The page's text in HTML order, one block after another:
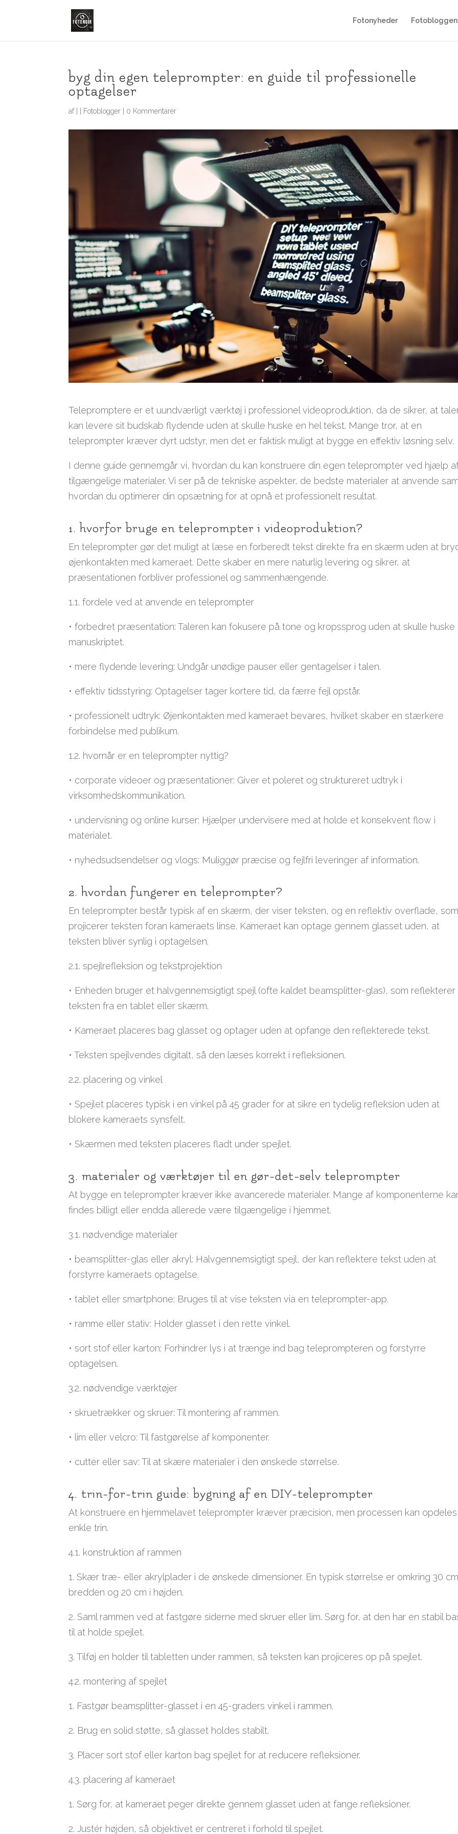
Fotonyheder Fotobloggen
byg din egen teleprompter: en guide til professionelle
optagelser
af Fotoblogger 0 Kommentarer
Telepromptere er et uundværligt værktøj i professionel videoproduktion, da de sikrer, at
kan levere sit budskab flydende uden at skulle huske en hel tekst. Mange tror, at en
teleprompter kræver dyrt udstyr, men det er faktisk muligt at bygge en effektiv løsning selv.
I denne guide gennemgår vi, hvordan du kan konstruere din egen teleprompter ved hjælp
tilgængelige materialer. Vi ser på de tekniske aspekter, de bedste materialer at anvende
hvordan du optimerer din opsætning for at opnå et professionelt resultat.
1. hvorfor bruge en teleprompter i videoproduktion?
En teleprompter gør det muligt at læse en forberedt tekst direkte fra en skærm uden at
øjenkontakten med kameraet. Dette skaber en mere naturlig levering og sikrer, at
præsentationen forbliver professionel og sammenhængende.
1.1. fordele ved at anvende en teleprompter
• forbedret præsentation: Taleren kan fokusere på tone og kropssprog uden at skulle huske
manuskriptet.
• mere flydende levering: Undgår unødige pauser eller gentagelser i talen.
• effektiv tidsstyring: Optagelser tager kortere tid, da færre fejl opstår.
• professionelt udtryk: Øjenkontakten med kameraet bevares, hvilket skaber en stærkere
forbindelse med publikum.
1.2. hvornår er en teleprompter nyttig?
• corporate videoer og præsentationer: Giver et poleret og struktureret udtryk i
virksomhedskommunikation.
• undervisning og online kurser: Hjælper undervisere med at holde et konsekvent flow i
materialet.
• nyhedsudsendelser og vlogs: Muliggør præcise og fejlfri leveringer af information.
2. hvordan fungerer en teleprompter?
En teleprompter består typisk af en skærm, der viser teksten, og en reflektiv overflade,
projicerer teksten foran kameraets linse. Kameraet kan optage gennem glasset uden, at
teksten bliver synlig i optagelsen.
2.1. spejlrefleksion og tekstprojektion
• Enheden bruger et halvgennemsigtigt spejl (ofte kaldet beamsplitter-glas), som reflekterer
teksten fra en tablet eller skærm.
• Kameraet placeres bag glasset og optager uden at opfange den reflekterede tekst.
• Teksten spejlvendes digitalt, så den læses korrekt i refleksionen.
2.2. placering og vinkel
• Spejlet placeres typisk i en vinkel på 45 grader for at sikre en tydelig refleksion uden at
blokere kameraets synsfelt.
• Skærmen med teksten placeres fladt under spejlet.
3. materialer og værktøjer til en gør-det-selv teleprompter
At bygge en teleprompter kræver ikke avancerede materialer. Mange af komponenterne
findes billigt eller endda allerede være tilgængelige i hjemmet.
3.1. nødvendige materialer
• beamsplitter-glas eller akryl: Halvgennemsigtigt spejl, der kan reflektere tekst uden at
forstyrre kameraets optagelse.
• tablet eller smartphone: Bruges til at vise teksten via en teleprompter-app.
• ramme eller stativ: Holder glasset i den rette vinkel.
• sort stof eller karton: Forhindrer lys i at trænge ind bag teleprompteren og forstyrre
optagelsen.
3.2. nødvendige værktøjer
• skruetrækker og skruer: Til montering af rammen.
• lim eller velcro: Til fastgørelse af komponenter.
• cutter eller sav: Til at skære materialer i den ønskede størrelse.
4. trin-for-trin guide: bygning af en DIY-teleprompter
At konstruere en hjemmelavet teleprompter kræver præcision, men processen kan
enkle trin.
4.1. konstruktion af rammen
1. Skær træ- eller akrylplader i de ønskede dimensioner. En typisk størrelse er omkring 30
bredden og 20 cm i højden.
2. Saml rammen ved at fastgøre siderne med skruer eller lim. Sørg for, at den har en stabil
til at holde spejlet.
3. Tilføj en holder til tabletten under rammen, så teksten kan projiceres op på spejlet.
4.2. montering af spejlet
1. Fastgør beamsplitter-glasset i en 45-graders vinkel i rammen.
2. Brug en solid støtte, så glasset holdes stabilt.
3. Placer sort stof eller karton bag spejlet for at reducere refleksioner.
4.3. placering af kameraet
1. Sørg for, at kameraet peger direkte gennem glasset uden at fange refleksioner.
2. Justér højden, så objektivet er centreret i forhold til spejlet.